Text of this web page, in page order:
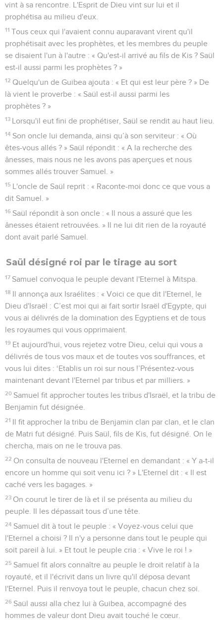
vint à sa rencontre. L'Esprit de Dieu vint sur lui et il
prophétisa au milieu d'eux.
11 Tous ceux qui l'avaient connu auparavant virent qu'il
prophétisait avec les prophètes, et les membres du peuple
se disaient l'un à l'autre : « Qu'est-il arrivé au fils de Kis ? Saül
est-il aussi parmi les prophètes ? »
12 Quelqu'un de Guibea ajouta : « Et qui est leur père ? » De
là vient le proverbe : « Saül est-il aussi parmi les
prophètes ? »
13 Lorsqu'il eut fini de prophétiser, Saül se rendit au haut lieu.
14 Son oncle lui demanda, ainsi qu’à son serviteur : « Où
êtes-vous allés ? » Saül répondit : « A la recherche des
ânesses, mais nous ne les avons pas aperçues et nous
sommes allés trouver Samuel. »
15 L'oncle de Saül reprit : « Raconte-moi donc ce que vous a
dit Samuel. »
16 Saül répondit à son oncle : « Il nous a assuré que les
ânesses étaient retrouvées. » Il ne lui dit rien de la royauté
dont avait parlé Samuel.
Saül désigné roi par le tirage au sort
17 Samuel convoqua le peuple devant l'Eternel à Mitspa.
18 Il annonça aux Israélites : « Voici ce que dit l'Eternel, le
Dieu d'Israël : C’est moi qui ai fait sortir Israël d'Egypte, qui
vous ai délivrés de la domination des Egyptiens et de tous
les royaumes qui vous opprimaient.
19 Et aujourd'hui, vous rejetez votre Dieu, celui qui vous a
délivrés de tous vos maux et de toutes vos souffrances, et
vous lui dites : ‘Etablis un roi sur nous !’Présentez-vous
maintenant devant l'Eternel par tribus et par milliers. »
20 Samuel fit approcher toutes les tribus d'Israël, et la tribu de
Benjamin fut désignée.
21 Il fit approcher la tribu de Benjamin clan par clan, et le clan
de Matri fut désigné. Puis Saül, fils de Kis, fut désigné. On le
chercha, mais on ne le trouva pas.
22 On consulta de nouveau l'Eternel en demandant : « Y a-t-il
encore un homme qui soit venu ici ? » L'Eternel dit : « Il est
caché vers les bagages. »
23 On courut le tirer de là et il se présenta au milieu du
peuple. Il les dépassait tous d’une tête.
24 Samuel dit à tout le peuple : « Voyez-vous celui que
l'Eternel a choisi ? Il n'y a personne dans tout le peuple qui
soit pareil à lui. » Et tout le peuple cria : « Vive le roi ! »
25 Samuel fit alors connaître au peuple le droit relatif à la
royauté, et il l'écrivit dans un livre qu'il déposa devant
l'Eternel. Puis il renvoya tout le peuple, chacun chez soi.
26 Saül aussi alla chez lui à Guibea, accompagné des
hommes de valeur dont Dieu avait touché le cœur.